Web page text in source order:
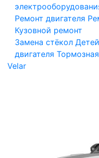
Ремонт двигателя
Кузовной ремонт
Замена стёкол
двигателя
Velar